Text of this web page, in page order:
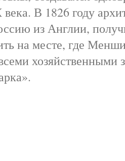
В 1826 году
из Англии,
на месте, где
хозяйственными